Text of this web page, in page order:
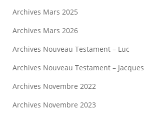
Archives Mars 2025
Archives Mars 2026
Archives Nouveau Testament – Luc
Archives Nouveau Testament – Jacques
Archives Novembre 2022
Archives Novembre 2023